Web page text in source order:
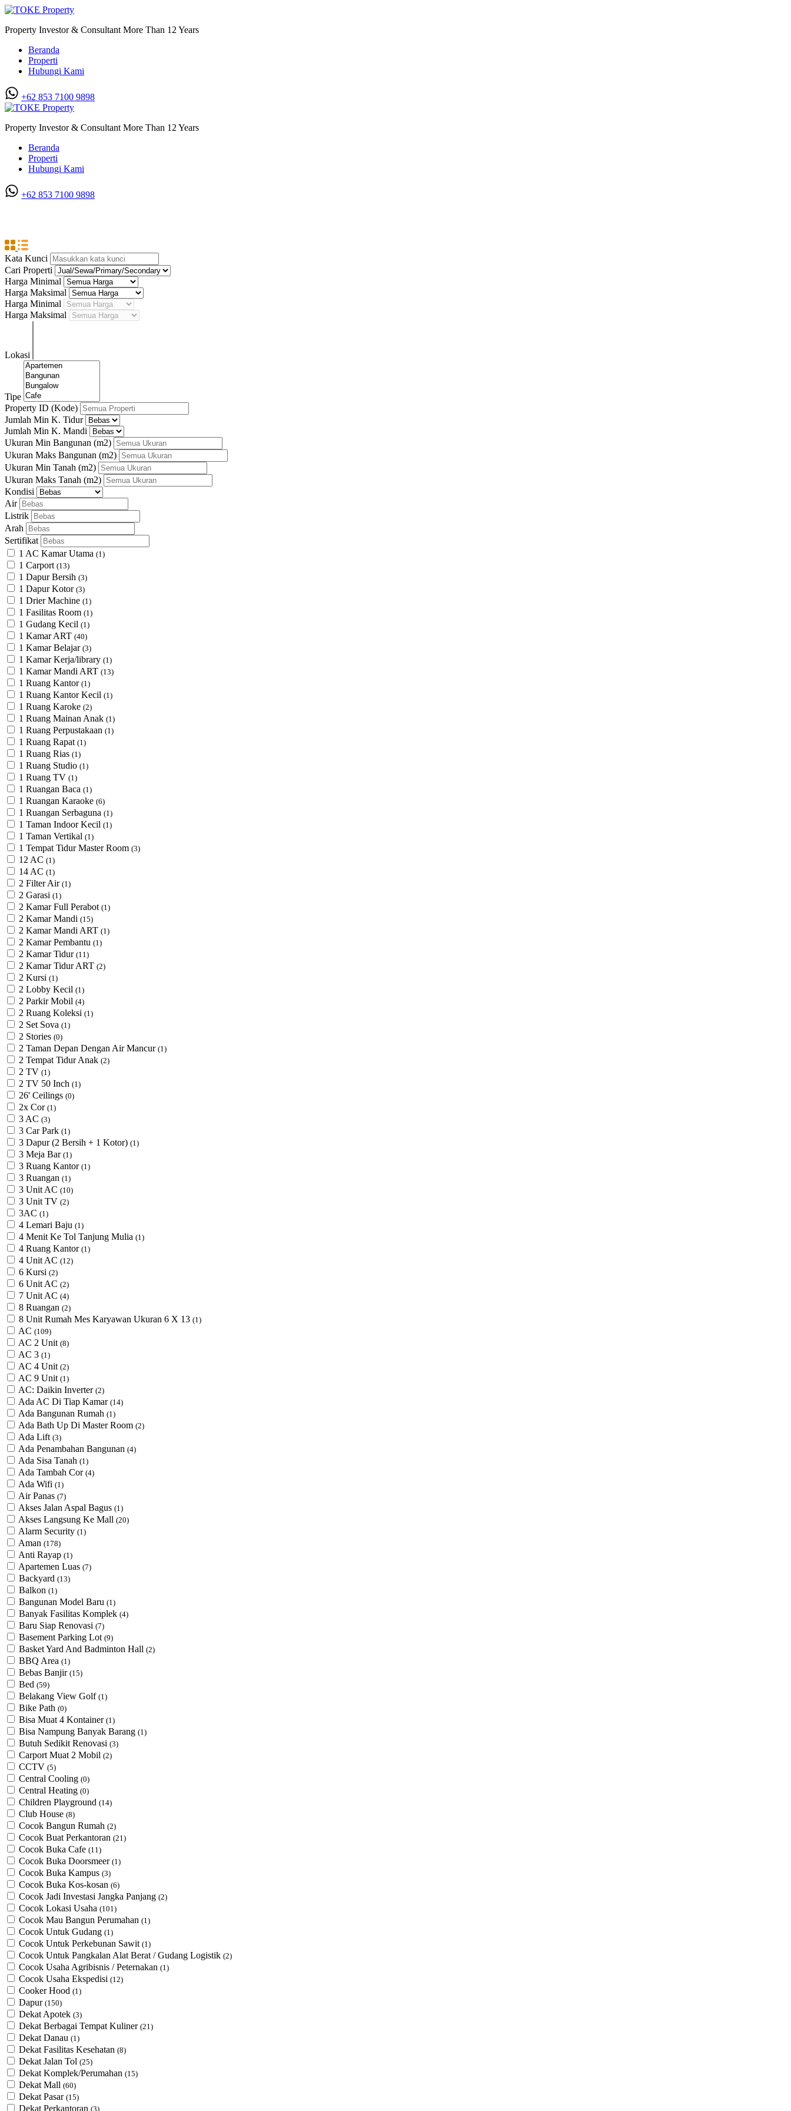
Property Investor & Consultant More Than 12 Years
Beranda
Properti
Hubungi Kami
+62 853 7100 9898‬
Property Investor & Consultant More Than 12 Years
Beranda
Properti
Hubungi Kami
+62 853 7100 9898‬
Kata Kunci
Cari Properti
Harga Minimal
Harga Maksimal
Harga Minimal
Harga Maksimal
Lokasi
Tipe
Property ID (Kode)
Jumlah Min K. Tidur
Jumlah Min K. Mandi
Ukuran Min Bangunan (m2)
Ukuran Maks Bangunan (m2)
Ukuran Min Tanah (m2)
Ukuran Maks Tanah (m2)
Kondisi
Air
Listrik
Arah
Sertifikat
1 AC Kamar Utama (1)
1 Carport (13)
1 Dapur Bersih (3)
1 Dapur Kotor (3)
1 Drier Machine (1)
1 Fasilitas Room (1)
1 Gudang Kecil (1)
1 Kamar ART (40)
1 Kamar Belajar (3)
1 Kamar Kerja/library (1)
1 Kamar Mandi ART (13)
1 Ruang Kantor (1)
1 Ruang Kantor Kecil (1)
1 Ruang Karoke (2)
1 Ruang Mainan Anak (1)
1 Ruang Perpustakaan (1)
1 Ruang Rapat (1)
1 Ruang Rias (1)
1 Ruang Studio (1)
1 Ruang TV (1)
1 Ruangan Baca (1)
1 Ruangan Karaoke (6)
1 Ruangan Serbaguna (1)
1 Taman Indoor Kecil (1)
1 Taman Vertikal (1)
1 Tempat Tidur Master Room (3)
12 AC (1)
14 AC (1)
2 Filter Air (1)
2 Garasi (1)
2 Kamar Full Perabot (1)
2 Kamar Mandi (15)
2 Kamar Mandi ART (1)
2 Kamar Pembantu (1)
2 Kamar Tidur (11)
2 Kamar Tidur ART (2)
2 Kursi (1)
2 Lobby Kecil (1)
2 Parkir Mobil (4)
2 Ruang Koleksi (1)
2 Set Sova (1)
2 Stories (0)
2 Taman Depan Dengan Air Mancur (1)
2 Tempat Tidur Anak (2)
2 TV (1)
2 TV 50 Inch (1)
26' Ceilings (0)
2x Cor (1)
3 AC (3)
3 Car Park (1)
3 Dapur (2 Bersih + 1 Kotor) (1)
3 Meja Bar (1)
3 Ruang Kantor (1)
3 Ruangan (1)
3 Unit AC (10)
3 Unit TV (2)
3AC (1)
4 Lemari Baju (1)
4 Menit Ke Tol Tanjung Mulia (1)
4 Ruang Kantor (1)
4 Unit AC (12)
6 Kursi (2)
6 Unit AC (2)
7 Unit AC (4)
8 Ruangan (2)
8 Unit Rumah Mes Karyawan Ukuran 6 X 13 (1)
AC (109)
AC 2 Unit (8)
AC 3 (1)
AC 4 Unit (2)
AC 9 Unit (1)
AC: Daikin Inverter (2)
Ada AC Di Tiap Kamar (14)
Ada Bangunan Rumah (1)
Ada Bath Up Di Master Room (2)
Ada Lift (3)
Ada Penambahan Bangunan (4)
Ada Sisa Tanah (1)
Ada Tambah Cor (4)
Ada Wifi (1)
Air Panas (7)
Akses Jalan Aspal Bagus (1)
Akses Langsung Ke Mall (20)
Alarm Security (1)
Aman (178)
Anti Rayap (1)
Apartemen Luas (7)
Backyard (13)
Balkon (1)
Bangunan Model Baru (1)
Banyak Fasilitas Komplek (4)
Baru Siap Renovasi (7)
Basement Parking Lot (9)
Basket Yard And Badminton Hall (2)
BBQ Area (1)
Bebas Banjir (15)
Bed (59)
Belakang View Golf (1)
Bike Path (0)
Bisa Muat 4 Kontainer (1)
Bisa Nampung Banyak Barang (1)
Butuh Sedikit Renovasi (3)
Carport Muat 2 Mobil (2)
CCTV (5)
Central Cooling (0)
Central Heating (0)
Children Playground (14)
Club House (8)
Cocok Bangun Rumah (2)
Cocok Buat Perkantoran (21)
Cocok Buka Cafe (11)
Cocok Buka Doorsmeer (1)
Cocok Buka Kampus (3)
Cocok Buka Kos-kosan (6)
Cocok Jadi Investasi Jangka Panjang (2)
Cocok Lokasi Usaha (101)
Cocok Mau Bangun Perumahan (1)
Cocok Untuk Gudang (1)
Cocok Untuk Perkebunan Sawit (1)
Cocok Untuk ​Pangkalan Alat Berat / Gudang Logistik (2)
Cocok Usaha Agribisnis / Peternakan (1)
Cocok Usaha Ekspedisi (12)
Cooker Hood (1)
Dapur (150)
Dekat Apotek (3)
Dekat Berbagai Tempat Kuliner (21)
Dekat Danau (1)
Dekat Fasilitas Kesehatan (8)
Dekat Jalan Tol (25)
Dekat Komplek/Perumahan (15)
Dekat Mall (60)
Dekat Pasar (15)
Dekat Perkantoran (3)